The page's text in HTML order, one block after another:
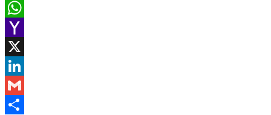
Email
WhatsApp
Yahoo
Mail
X
LinkedIn
Gmail